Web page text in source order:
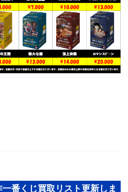
一番くじ買取リスト更新しま